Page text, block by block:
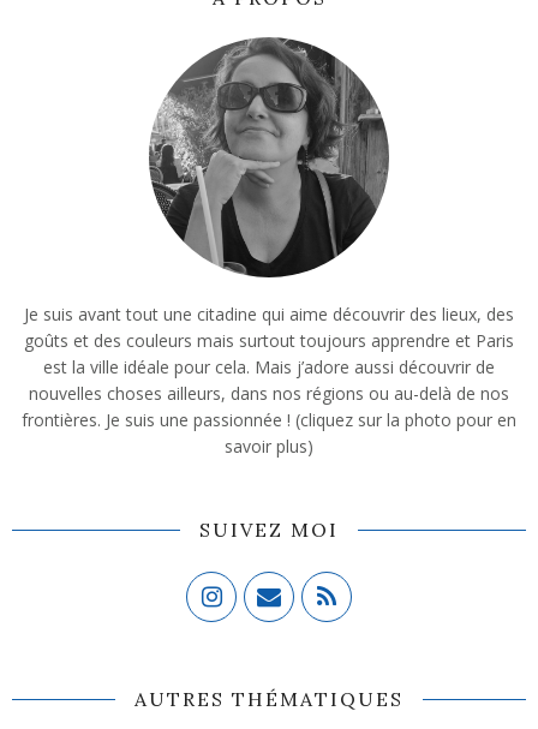
Je suis avant tout une citadine qui aime découvrir des lieux, des
goûts et des couleurs mais surtout toujours apprendre et Paris
est la ville idéale pour cela. Mais j’adore aussi découvrir de
nouvelles choses ailleurs, dans nos régions ou au-delà de nos
frontières. Je suis une passionnée ! (cliquez sur la photo pour en
savoir plus)
SUIVEZ MOI
AUTRES THÉMATIQUES